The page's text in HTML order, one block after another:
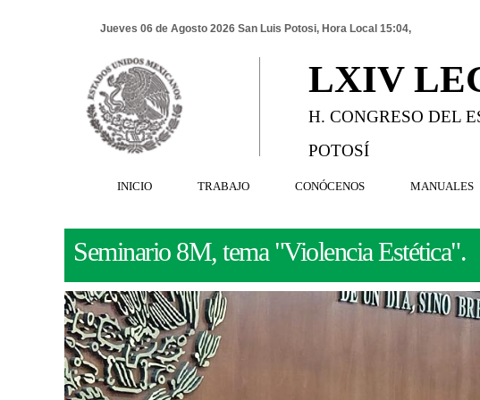
Jueves 06 de Agosto 2026 San Luis Potosi, Hora Local 15:04,
LXIV
H. CONGRESO DEL
POTOSÍ
INICIO TRABAJO CONÓCENOS MANUALES
Seminario 8M, tema "Violencia Estética".